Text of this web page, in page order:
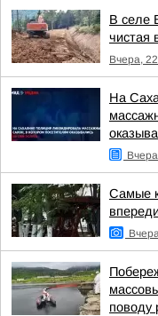
В селе
чистая
Вчера,
На
Самые
поводу